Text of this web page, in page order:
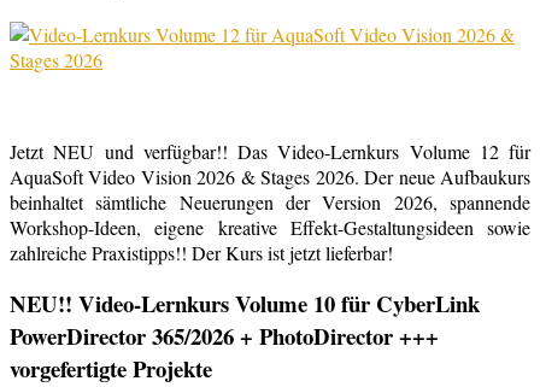
Jetzt NEU und verfügbar!! Das Video-Lernkurs Volume 12 für
AquaSoft Video Vision 2026 & Stages 2026. Der neue Aufbaukurs
beinhaltet sämtliche Neuerungen der Version 2026, spannende
Workshop-Ideen, eigene kreative Effekt-Gestaltungsideen sowie
zahlreiche Praxistipps!! Der Kurs ist jetzt lieferbar!
NEU!! Video-Lernkurs Volume 10 für CyberLink
PowerDirector 365/2026 + PhotoDirector +++
vorgefertigte Projekte